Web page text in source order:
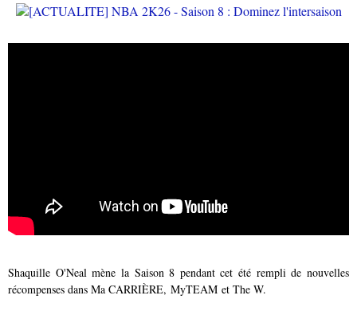
Shaquille O'Neal mène la Saison 8 pendant cet été rempli de nouvelles
récompenses dans Ma CARRIÈRE, MyTEAM et The W.